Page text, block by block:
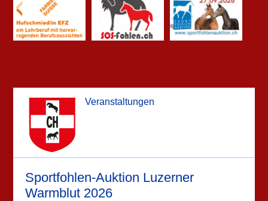
Veranstaltungen
Sportfohlen-Auktion Luzerner
Warmblut 2026